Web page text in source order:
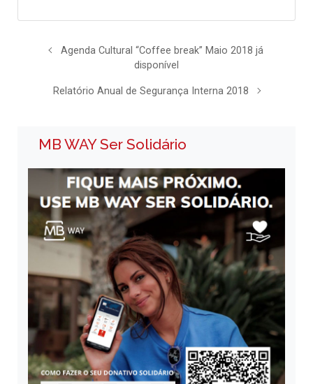
Agenda Cultural “Coffee break” Maio 2018 já
disponível
Relatório Anual de Segurança Interna 2018
MB WAY Ser Solidário